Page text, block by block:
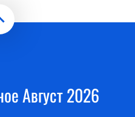
Август 2026